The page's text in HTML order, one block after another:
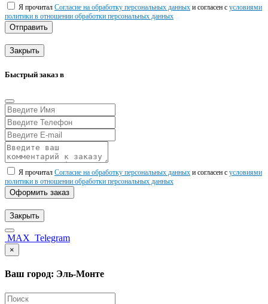
Я прочитал Согласие на обработку персональных данных и согласен с условиями
политики в отношении обработки персональных данных
Отправить
Закрыть
Быстрый заказ в
Я прочитал Согласие на обработку персональных данных и согласен с условиями
политики в отношении обработки персональных данных
Оформить заказ
Закрыть
MAX Telegram
×
Ваш город: Эль-Монте